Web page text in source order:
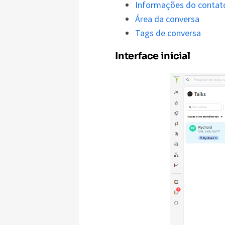
Informações do
Área da conversa
Tags de conversa
Interface inicial